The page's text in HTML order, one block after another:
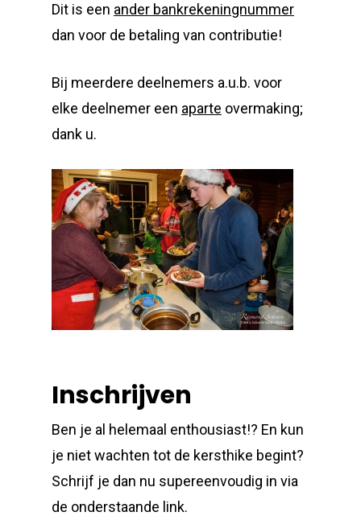
Dit is een ander bankrekeningnummer
dan voor de betaling van contributie!
Bij meerdere deelnemers a.u.b. voor
elke deelnemer een aparte overmaking;
dank u.
Inschrijven
Ben je al helemaal enthousiast!? En kun
je niet wachten tot de kersthike begint?
Schrijf je dan nu supereenvoudig in via
de onderstaande link.